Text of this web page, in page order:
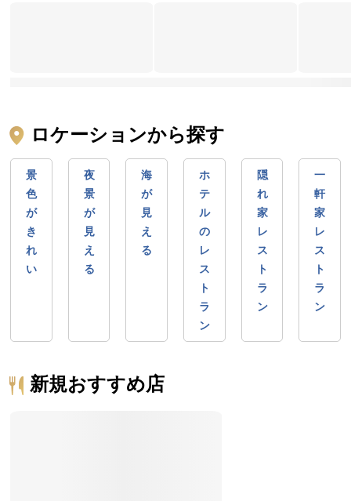
ロケーションから探す
景
色
が
き
れ
い
夜
景
が
見
え
る
海
が
見
え
る
ホ
テ
ル
の
レ
ス
ト
ラ
ン
隠
れ
家
レ
ス
ト
ラ
ン
一
軒
家
レ
ス
ト
ラ
ン
新規おすすめ店